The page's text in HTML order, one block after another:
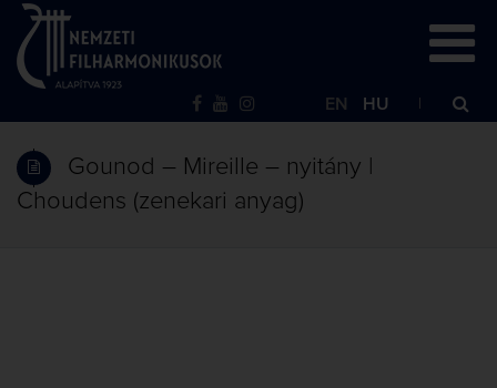
EN HU
Gounod – Mireille – nyitány |
Choudens (zenekari anyag)